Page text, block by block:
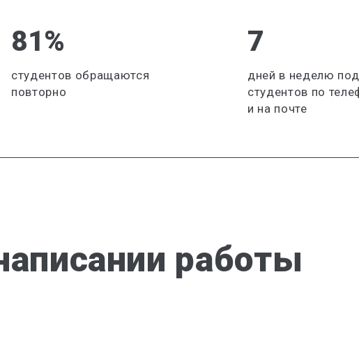
81%
студентов обращаются
повторно
7
дней в неделю
студентов по
и на почте
работы